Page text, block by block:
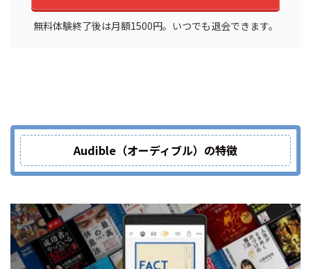
無料体験終了後は月額1500円。いつでも退会できます。
Audible（オーディブル）の特徴